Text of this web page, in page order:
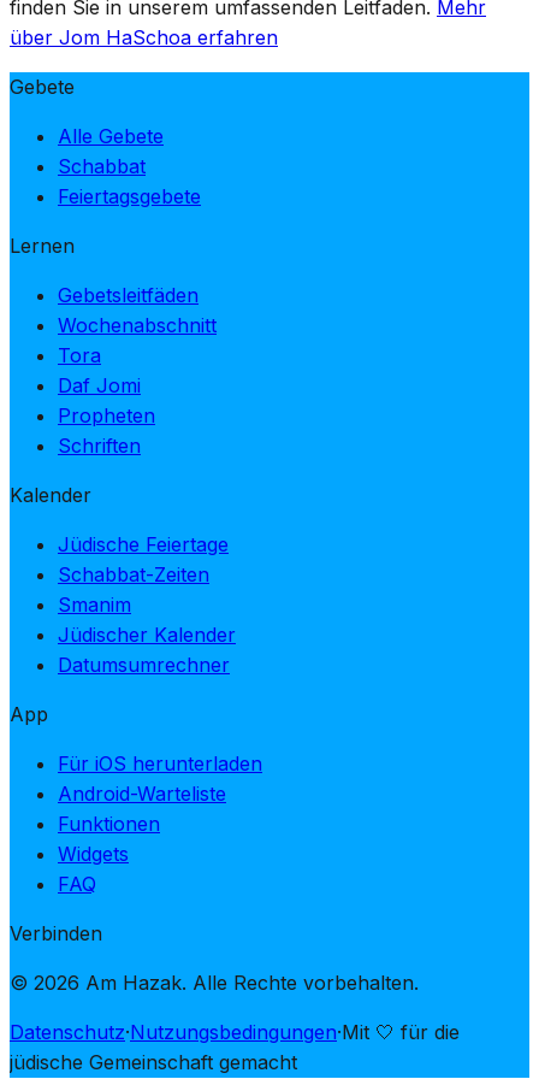
finden Sie in unserem umfassenden Leitfaden. Mehr
über Jom HaSchoa erfahren
Gebete
Alle Gebete
Schabbat
Feiertagsgebete
Lernen
Gebetsleitfäden
Wochenabschnitt
Tora
Daf Jomi
Propheten
Schriften
Kalender
Jüdische Feiertage
Schabbat-Zeiten
Smanim
Jüdischer Kalender
Datumsumrechner
App
Für iOS herunterladen
Android-Warteliste
Funktionen
Widgets
FAQ
Verbinden
© 2026 Am Hazak. Alle Rechte vorbehalten.
Datenschutz·Nutzungsbedingungen·Mit 🤍 für die
jüdische Gemeinschaft gemacht